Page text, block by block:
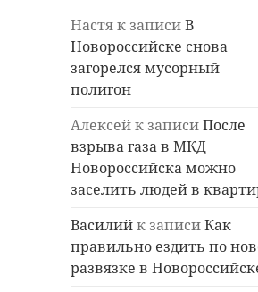
Настяк записиВ
Новороссийске снова
загорелся мусорный
полигон
Алексейк записиПосле
взрыва газа в МКД
Новороссийска можно
заселить людей в
Василийк записиКак
правильно ездить по
развязке в